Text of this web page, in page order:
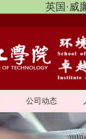
英国·威
公司动态